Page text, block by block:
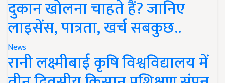
दुकान खोलना चाहते हैं? जानिए
लाइसेंस, पात्रता, खर्च सबकुछ..
News
रानी लक्ष्मीबाई कृषि विश्वविद्यालय में